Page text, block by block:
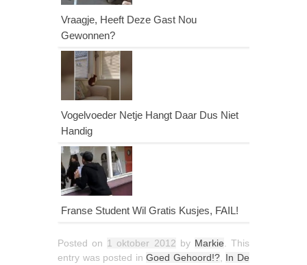
Vraagje, Heeft Deze Gast Nou
Gewonnen?
Vogelvoeder Netje Hangt Daar Dus Niet
Handig
Franse Student Wil Gratis Kusjes, FAIL!
Posted on 1 oktober 2012 by Markie . This
entry was posted inGoed Gehoord!?, In De